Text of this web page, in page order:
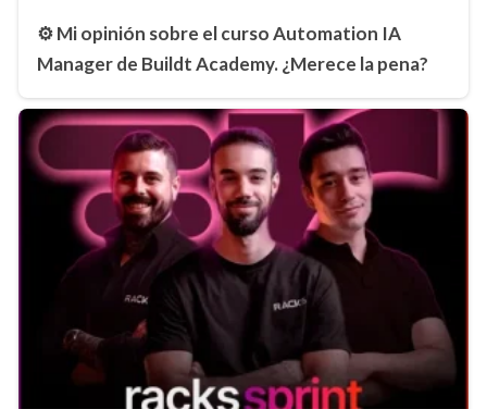
⚙️ Mi opinión sobre el curso Automation IA
Manager de Buildt Academy. ¿Merece la pena?